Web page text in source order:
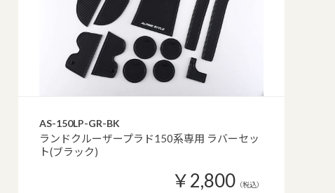
AS-150LP-GR-BK
ランドクルーザープラド150系専用 ラバーセッ
ト(ブラック)
￥2,800 （税込）